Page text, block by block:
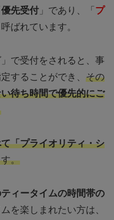
優先受付 」であり、「 プ
ばれています。
で受付をされると、事
することができ、 その
待ち時間で優先的にご
「プライオリティ・シ
。
ィータイムの時間帯の
を楽しまれたい方は、